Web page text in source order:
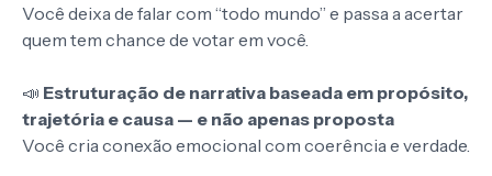
Você deixa de falar com “todo mundo” e passa a acertar
quem tem chance de votar em você.
📣 Estruturação de narrativa baseada em propósito,
trajetória e causa — e não apenas proposta
Você cria conexão emocional com coerência e verdade.